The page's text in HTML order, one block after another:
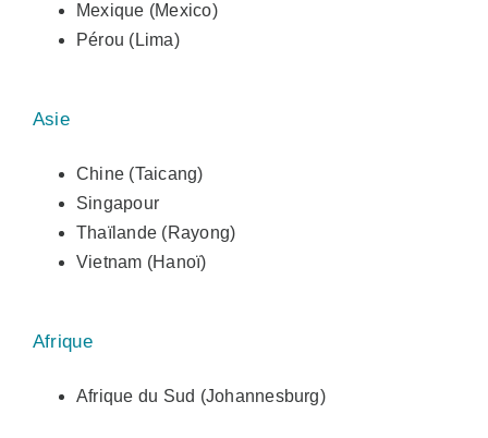
Mexique (Mexico)
Pérou (Lima)
Asie
Chine (Taicang)
Singapour
Thaïlande (Rayong)
Vietnam (Hanoï)
Afrique
Afrique du Sud (Johannesburg)